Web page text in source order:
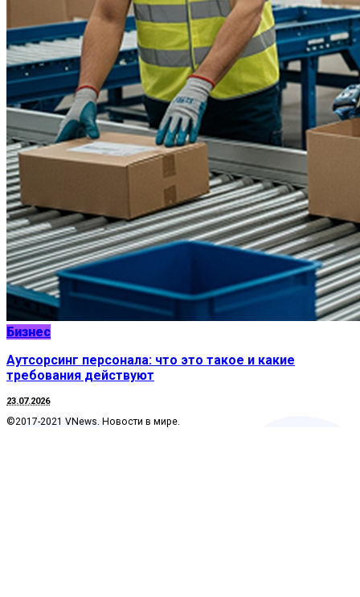
Бизнес
Аутсорсинг персонала: что это такое и какие
требования действуют
23.07.2026
©2017-2021 VNews. Новости в мире.